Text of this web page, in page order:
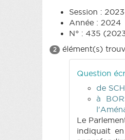
Session :
Année : 2024
N° : 435
2 élément(s)
Question
de
à
Le
indiquait